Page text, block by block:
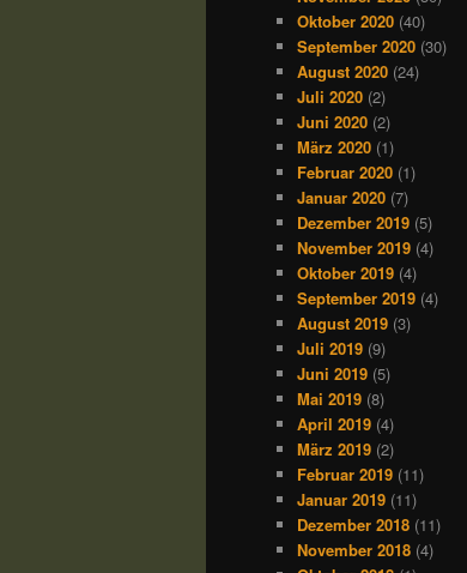
Oktober 2020 (40)
September 2020 (30)
August 2020 (24)
Juli 2020 (2)
Juni 2020 (2)
März 2020 (1)
Februar 2020 (1)
Januar 2020 (7)
Dezember 2019 (5)
November 2019 (4)
Oktober 2019 (4)
September 2019 (4)
August 2019 (3)
Juli 2019 (9)
Juni 2019 (5)
Mai 2019 (8)
April 2019 (4)
März 2019 (2)
Februar 2019 (11)
Januar 2019 (11)
Dezember 2018 (11)
November 2018 (4)